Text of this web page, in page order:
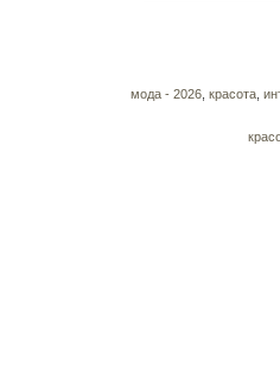
мода - 2026, красота,